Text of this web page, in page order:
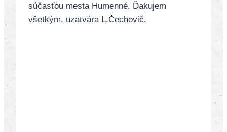
súčasťou mesta Humenné. Ďakujem
všetkým, uzatvára L.Čechovič.